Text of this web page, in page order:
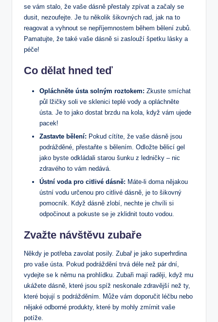
se vám stalo, že vaše dásně přestaly zpívat a začaly se
dusit, nezoufejte. Je tu několik šikovných rad, jak na to
reagovat a vyhnout se nepříjemnostem během bělení zubů.
Pamatujte, že také vaše dásně si zaslouží špetku lásky a
péče!
Co dělat hned teď
Opláchněte ústa solným roztokem: Zkuste smíchat
půl lžičky soli ve sklenici teplé vody a opláchněte
ústa. Je to jako dostat brzdu na kola, když vám ujede
pacek!
Zastavte bělení: Pokud cítíte, že vaše dásně jsou
podrážděné, přestaňte s bělením. Odložte bělicí gel
jako byste odkládali starou šunku z ledničky – nic
zdravého to vám nedává.
Ústní voda pro citlivé dásně: Máte-li doma nějakou
ústní vodu určenou pro citlivé dásně, je to šikovný
pomocník. Když dásně zlobí, nechte je chvíli si
odpočinout a pokuste se je zklidnit touto vodou.
Zvažte návštěvu zubaře
Někdy je potřeba zavolat posily. Zubař je jako superhrdina
pro vaše ústa. Pokud podráždění trvá déle než pár dní,
vydejte se k němu na prohlídku. Zubaři mají raději, když mu
ukážete dásně, které jsou spíž neskonale zdravější než ty,
které bojují s podrážděním. Může vám doporučit léčbu nebo
nějaké odborné produkty, které by mohly zmírnit vaše
potíže.